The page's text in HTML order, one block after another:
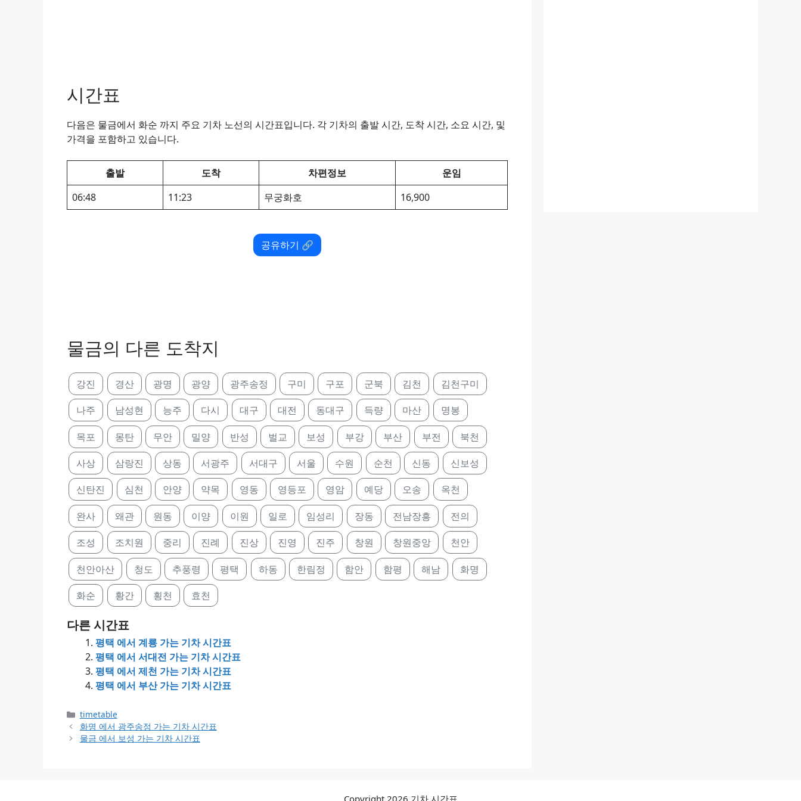
시간표
다음은 물금에서 화순 까지 주요 기차 노선의 시간표입니다. 각 기차의 출발 시간, 도착 시간, 소요 시간, 및
가격을 포함하고 있습니다.
출발 도착 차편정보
운임
06:48
11:23 무궁화호 16,900
공유하기 🔗
물금의 다른 도착지
강진 경산 광명 광양 광주송정 구미 구포 군북 김천 김천구미
나주 남성현 능주 다시 대구 대전 동대구 득량 마산 명봉
목포 몽탄 무안 밀양 반성 벌교 보성 부강 부산 부전 북천
사상 삼랑진 상동 서광주 서대구 서울 수원 순천 신동 신보성
신탄진 심천 안양 약목 영동 영등포 영암 예당 오송 옥천
완사 왜관 원동 이양 이원 일로 임성리 장동 전남장흥 전의
조성 조치원 중리 진례 진상 진영 진주 창원 창원중앙 천안
천안아산 청도 추풍령 평택 하동 한림정 함안 함평 해남 화명
화순 황간 횡천 효천
다른 시간표
평택 에서 계룡 가는 기차 시간표
평택 에서 서대전 가는 기차 시간표
평택 에서 제천 가는 기차 시간표
평택 에서 부산 가는 기차 시간표
Categories
timetable
화명 에서 광주송정 가는 기차 시간표
물금 에서 보성 가는 기차 시간표